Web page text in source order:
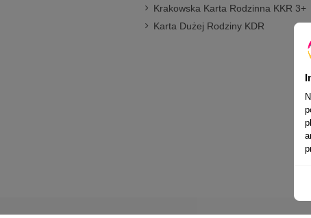
Krakowska Karta Rodzinna KKR 3+
Karta Dużej Rodziny KDR